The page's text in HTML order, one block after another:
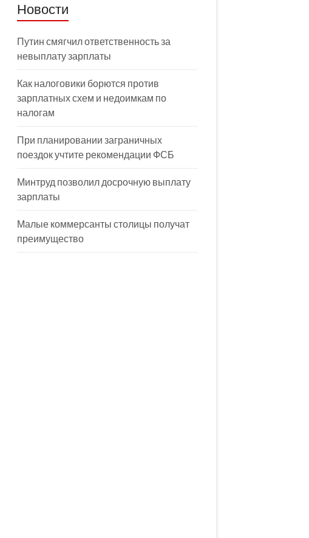
Новости
Путин смягчил ответственность за
невыплату зарплаты
Как налоговики борются против
зарплатных схем и недоимкам по
налогам
При планировании заграничных
поездок учтите рекомендации ФСБ
Минтруд позволил досрочную выплату
зарплаты
Малые коммерсанты столицы получат
преимущество